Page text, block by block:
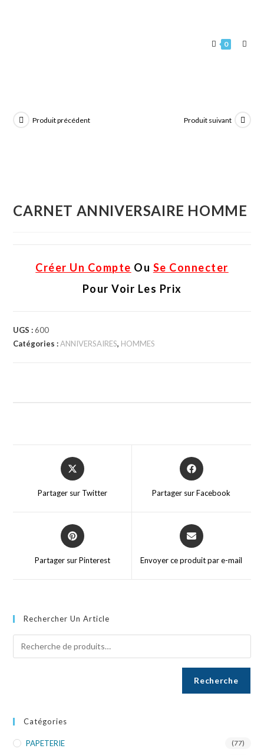
0
Produit précédent Produit suivant
CARNET ANNIVERSAIRE HOMME
Créer Un Compte Ou Se Connecter
Pour Voir Les Prix
UGS :600
Catégories :ANNIVERSAIRES, HOMMES
Partager sur Twitter Partager sur Facebook
Partager sur Pinterest Envoyer ce produit par e-mail
Rechercher Un Article
Recherche
Catégories
PAPETERIE (77)